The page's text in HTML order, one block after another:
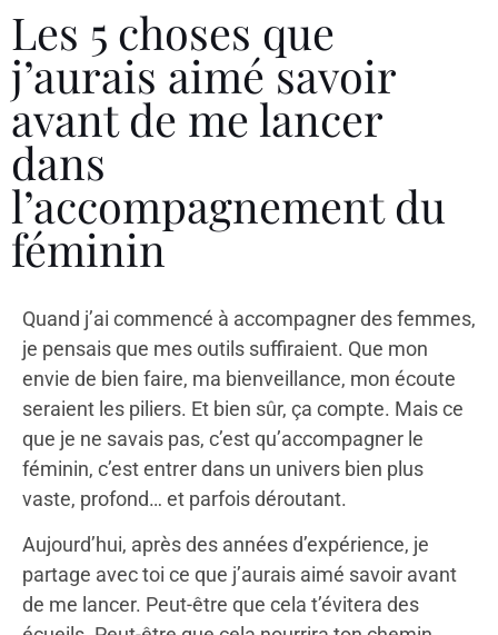
Les 5 choses que
j’aurais aimé savoir
avant de me lancer
dans
l’accompagnement du
féminin
Quand j’ai commencé à accompagner des femmes,
je pensais que mes outils suffiraient. Que mon
envie de bien faire, ma bienveillance, mon écoute
seraient les piliers. Et bien sûr, ça compte. Mais ce
que je ne savais pas, c’est qu’accompagner le
féminin, c’est entrer dans un univers bien plus
vaste, profond… et parfois déroutant.
Aujourd’hui, après des années d’expérience, je
partage avec toi ce que j’aurais aimé savoir avant
de me lancer. Peut-être que cela t’évitera des